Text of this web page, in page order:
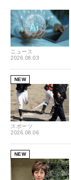
ニュース
2026.08.03
NEW
スポーツ
2026.08.06
NEW